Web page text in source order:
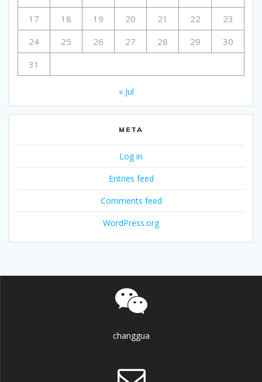
17
18 19 20 21 22
23
24
25 26 27 28 29
30
31
« Jul
META
Log in
Entries feed
Comments feed
WordPress.org
changgua